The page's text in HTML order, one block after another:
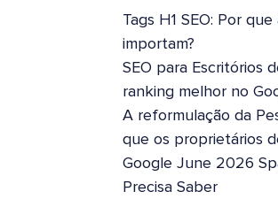
Tags H1 SEO: Por
importam?
SEO para Escritórios
ranking melhor no
A reformulação da
que os proprietários
Google June 2026
Precisa Saber